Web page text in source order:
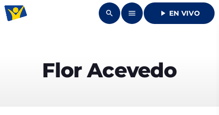
search menu play_arrow EN VIVO
close
Flor Acevedo